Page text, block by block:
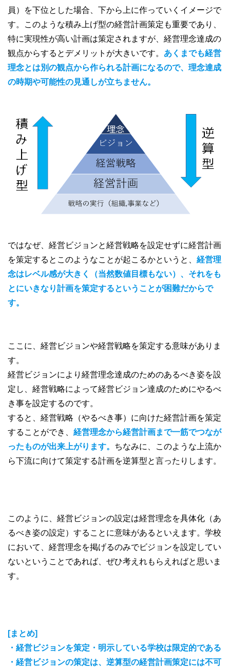
員）を下位とした場合、下から上に作っていくイメージで
す。このような積み上げ型の経営計画策定も重要であり、
特に実現性が高い計画は策定されますが、経営理念達成の
観点からするとデメリットが大きいです。 あくまでも経営
理念とは別の観点から作られる計画になるので、理念達成
の時期や可能性の見通しが立ちません。
ではなぜ、経営ビジョンと経営戦略を設定せずに経営計画
を策定するとこのようなことが起こるかというと、 経営理
念はレベル感が大きく（当然数値目標もない）、それをも
とにいきなり計画を策定するということが困難だからで
す。
ここに、経営ビジョンや経営戦略を策定する意味がありま
す。
経営ビジョンにより経営理念達成のためのあるべき姿を設
定し、経営戦略によって経営ビジョン達成のためにやるべ
き事を設定するのです。
すると、経営戦略（やるべき事）に向けた経営計画を策定
することができ、 経営理念から経営計画まで一筋でつなが
ったものが出来上がります。 ちなみに、このような上流か
ら下流に向けて策定する計画を逆算型と言ったりします。
このように、経営ビジョンの設定は経営理念を具体化（あ
るべき姿の設定）することに意味があるといえます。学校
において、経営理念を掲げるのみでビジョンを設定してい
ないということであれば、ぜひ考えれもらえればと思いま
す。
[まとめ]
・経営ビジョンを策定・明示している学校は限定的である
・経営ビジョンの策定は、逆算型の経営計画策定には不可